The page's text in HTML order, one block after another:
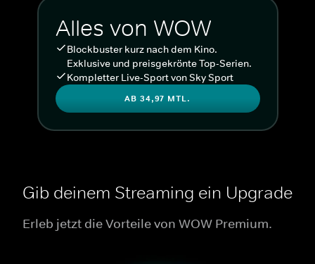
Alles von WOW
Blockbuster kurz nach dem Kino.
Exklusive und preisgekrönte Top-Serien.
Kompletter Live-Sport von Sky Sport
AB 34,97 MTL.
Gib deinem Streaming ein Upgrade
Erleb jetzt die Vorteile von WOW Premium.